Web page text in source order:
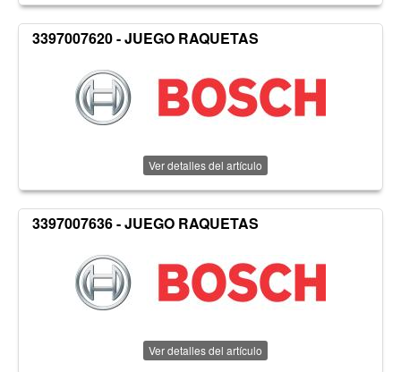
3397007620 - JUEGO RAQUETAS
Ver detalles del artículo
3397007636 - JUEGO RAQUETAS
Ver detalles del artículo